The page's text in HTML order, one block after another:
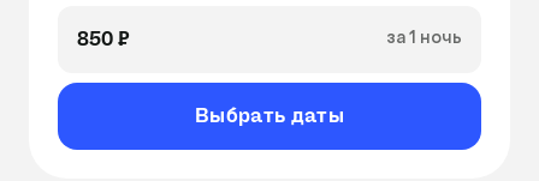
850 ₽ за 1 ночь
Выбрать даты